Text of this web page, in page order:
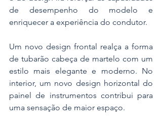
de desempenho do modelo e
enriquecer a experiência do condutor.
Um novo design frontal realça a forma
de tubarão cabeça de martelo com um
estilo mais elegante e moderno. No
interior, um novo design horizontal do
painel de instrumentos contribui para
uma sensação de maior espaço.